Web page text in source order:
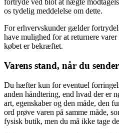
fortryde ved blot at nægte
os tydelig meddelelse om dette.
For erhvervskunder gælder
have mulighed for at returnere
købet er bekræftet.
Varens stand, når du
Du hæfter kun for eventuel
anden håndtering, end hvad der er
art, egenskaber og den måde, den
ord prøve varen på samme måde,
fysisk butik, men du må ikke tage